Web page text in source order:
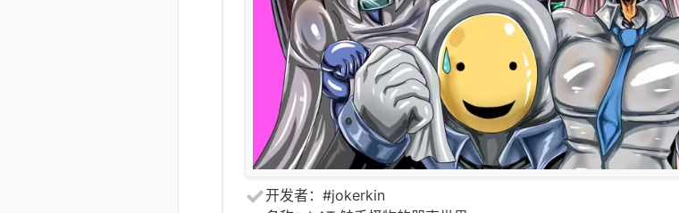
开发者：#jokerkin